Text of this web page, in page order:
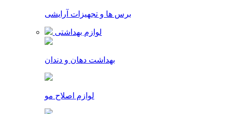
برس ها و تجهیزات آرایشی
لوازم بهداشتی
بهداشت دهان و دندان
لوازم اصلاح مو